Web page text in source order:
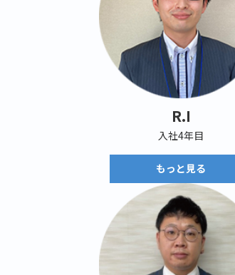
R.I
入社4年目
もっと見る